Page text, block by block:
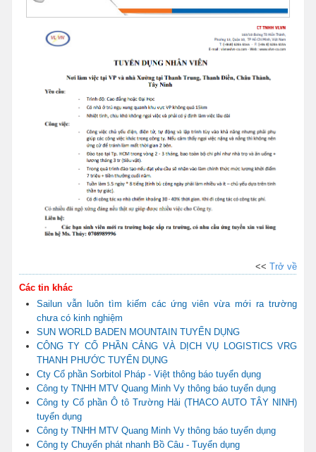
<< Trở về
Các tin khác
Sailun vẫn luôn tìm kiếm các ứng viên vừa mới ra trường
chưa có kinh nghiệm
SUN WORLD BADEN MOUNTAIN TUYỂN DỤNG
CÔNG TY CỔ PHẦN CẢNG VÀ DỊCH VỤ LOGISTICS VRG
THANH PHƯỚC TUYỂN DỤNG
Cty Cổ phần Sorbitol Pháp - Việt thông báo tuyển dụng
Công ty TNHH MTV Quang Minh Vy thông báo tuyển dụng
Công ty Cổ phần Ô tô Trường Hải (THACO AUTO TÂY NINH)
tuyển dụng
Công ty TNHH MTV Quang Minh Vy thông báo tuyển dụng
Công ty Chuyển phát nhanh Bồ Câu - Tuyển dụng